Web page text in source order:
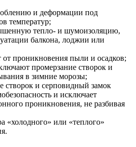
и деформации под
температур;
тепло- и шумоизоляцию,
балкона, лоджии или
проникновения пыли и осадков;
промерзание створок и
в зимние морозы;
створок и серповидный замок
и исключает
проникновения, не разбивая
«холодного» или «теплого»